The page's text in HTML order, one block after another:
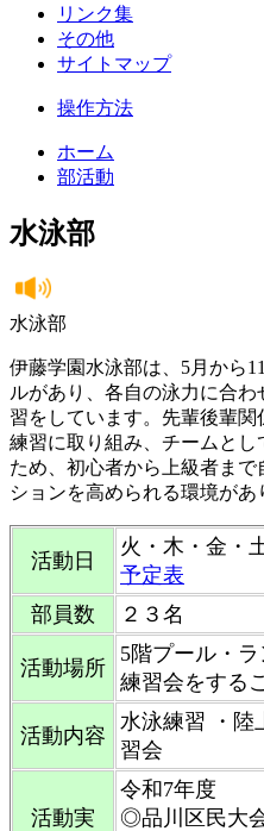
リンク集
その他
サイトマップ
操作方法
ホーム
部活動
水泳部
水泳部
伊藤学園水泳部は、5月から
ルがあり、各自の泳力に合
習をしています。先輩後輩
練習に取り組み、チームと
ため、初心者から上級者ま
ションを高められる環境があ
活動日
火・木・金
予定表
部員数
２３名
活動場所
5階プール・
練習会をする
活動内容
水泳練習 ・陸
習会
活動実
令和7年度
◎品川区民大